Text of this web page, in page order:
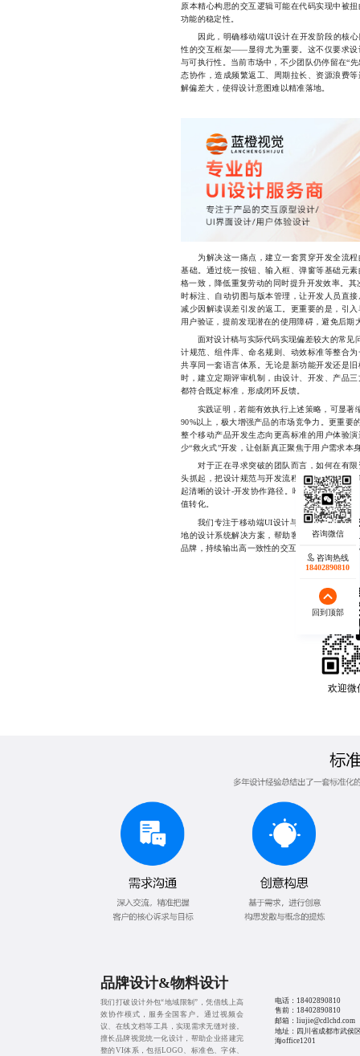
原本精心构思的交互逻辑可能在代码实现中被
功能的稳定性。
因此，明确移动端UI设计在开发阶段的核
性的交互框架——显得尤为重要。这不仅要求设
与可执行性。当前市场中，不少团队仍停留在“
态协作，造成频繁返工、周期拉长、资源浪费
解偏差大，使得设计意图难以精准落地。
为解决这一痛点，建立一套贯穿开发全流程
基础。通过统一按钮、输入框、弹窗等基础元
格一致，降低重复劳动的同时提升开发效率。
时标注、自动切图与版本管理，让开发人员直
减少因解读误差引发的返工。更重要的是，引
用户验证，提前发现潜在的使用障碍，避免后期
面对设计稿与实际代码实现偏差较大的常见
计规范、组件库、命名规则、动效标准等整合
共享同一套语言体系。无论是新功能开发还是
时，建立定期评审机制，由设计、开发、产品
都符合既定标准，形成闭环反馈。
实践证明，若能有效执行上述策略，可显著
90%以上，极大增强产品的市场竞争力。更重要
整个移动产品开发生态向更高标准的用户体验
少“救火式”开发，让创新真正聚焦于用户需求本
对于正在寻求突破的团队而言，如何在有限
头抓起，把设计规范与开发流程深度融合。不
起清晰的设计-开发协作路径。唯有如此，才能
值转化。
我们专注于移动端UI设计与开发一体化服
地的设计系统解决方案，帮助客户从源头提升
品牌，持续输出高一致性的交互体验。
欢迎微
咨询热线
18402890810
回到顶部
品牌设计&物料设计
我们打破设计外包“地域限制”，凭借线上高
效协作模式，服务全国客户。通过视频会
议、在线文档等工具，实现需求无缝对接。
擅长品牌视觉统一化设计，帮助企业搭建完
整的VI体系，包括LOGO、标准色、字体、
电话： 18402890810
售前： 18402890810
邮箱：liujie@cdlchd.com
地址：四川省成都市武侯
海office1201